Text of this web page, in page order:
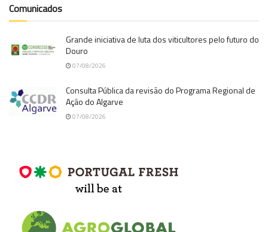
Comunicados
Grande iniciativa de luta dos viticultores pelo futuro do
Douro
07/08/2026
Consulta Pública da revisão do Programa Regional de
Ação do Algarve
07/08/2026